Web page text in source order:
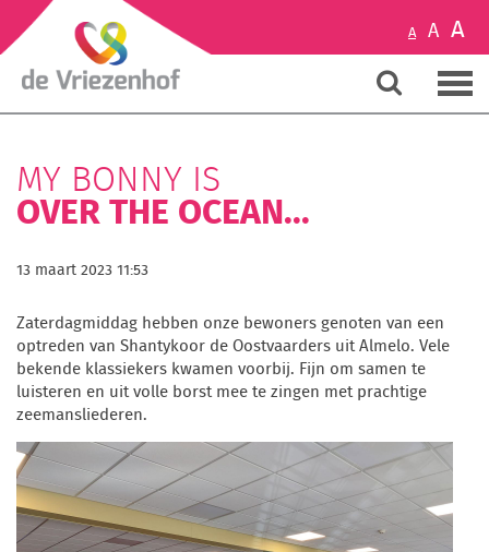
A A A
MY BONNY IS
OVER THE OCEAN...
13 maart 2023 11:53
Zaterdagmiddag hebben onze bewoners genoten van een
optreden van Shantykoor de Oostvaarders uit Almelo. Vele
bekende klassiekers kwamen voorbij. Fijn om samen te
luisteren en uit volle borst mee te zingen met prachtige
zeemansliederen.